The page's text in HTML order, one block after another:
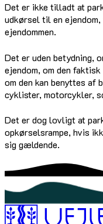
Det er ikke tilladt at
udkørsel til en
ejendommen.
Det er uden betydning,
ejendom, om den
om den kan benyttes af
cyklister, motorcykler,
Det er dog lovligt at
opkørselsrampe, hvis
sig gældende.